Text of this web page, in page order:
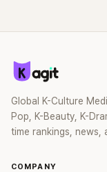
Global K-Culture
Pop, K-Beauty, K-
time rankings, news,
COMPANY